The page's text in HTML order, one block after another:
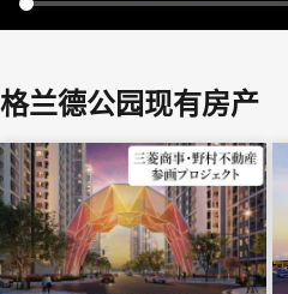
格兰德公园现有房产